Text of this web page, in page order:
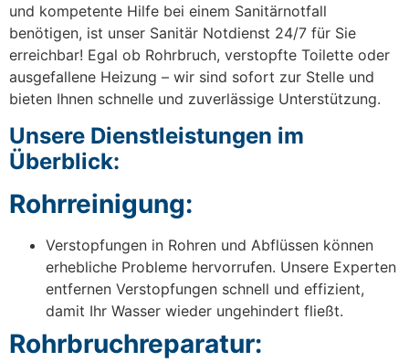
und kompetente Hilfe bei einem Sanitärnotfall
benötigen, ist unser Sanitär Notdienst 24/7 für Sie
erreichbar! Egal ob Rohrbruch, verstopfte Toilette oder
ausgefallene Heizung – wir sind sofort zur Stelle und
bieten Ihnen schnelle und zuverlässige Unterstützung.
Unsere Dienstleistungen im
Überblick:
Rohrreinigung:
Verstopfungen in Rohren und Abflüssen können
erhebliche Probleme hervorrufen. Unsere Experten
entfernen Verstopfungen schnell und effizient,
damit Ihr Wasser wieder ungehindert fließt.
Rohrbruchreparatur: